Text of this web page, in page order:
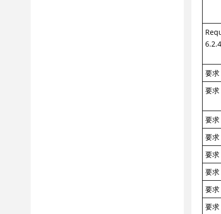
要
要
要
要
要
要
要求
要